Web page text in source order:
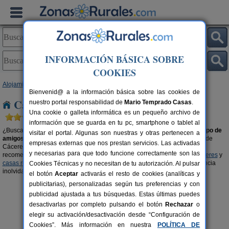
Alojamientos
Casas rurales para grupos en Cáceres
¿Buscas una casa rural enCácerespara disfrutar enfamiliao con tu grupo de
amigos o amigas
? Organiza tu viaje con tu gente en el alojamiento rural de
Cáceres que más se ajuste a las características de tu grupo. También, te
recomendamos visitar las secciones decasas rurales con piscina en Cáceresy
casas rurales en el campo en Cácerespara que podáis vivir una experiencia
inolvidable en buena compañía.
INFORMACIÓN BÁSICA SOBRE
COOKIES
Bienvenid@ a la información básica sobre las cookies de
nuestro portal responsabilidad de Mario Temprado Casas.
Una cookie o galleta informática es un pequeño archivo de
información que se guarda en tu pc, smartphone o tablet al
visitar el portal. Algunas son nuestras y otras pertenecen a
empresas externas que nos prestan servicios. Las activadas
y necesarias para que todo funcione correctamente son las
Cookies Técnicas y no necesitan de tu autorización. Al pulsar
el botónAceptar activarás el resto de cookies (analíticas y
publicitarias), personalizadas según tus preferencias y con
publicidad ajustada a tus búsquedas. Estas últimas puedes
desactivarlas por completo pulsando el botón Rechazar o
elegir su activación/desactivación desde “Configuración de
Cookies”. Más información en nuestra
POLÍTICA DE